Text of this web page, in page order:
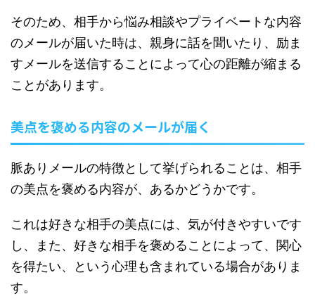
そのため、相手から悩み相談やプライベートな内容
のメールが届いた時は、親身に話を聞いたり、励ま
すメールを送信することによって心の距離が縮まる
ことがあります。
美点を褒める内容のメールが届く
脈ありメールの特徴として挙げられることは、相手
の美点を褒める内容が、あるかどうかです。
これは好きな相手の美点には、気が付きやすいです
し、また、好きな相手を褒めることによって、関心
を得たい、という心理も含まれている場合がありま
す。